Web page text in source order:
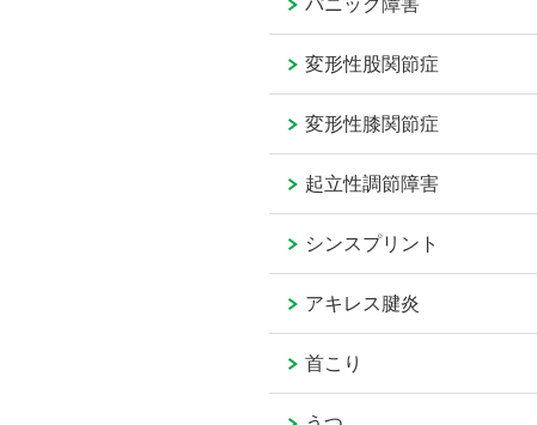
変形性股関節症
変形性膝関節症
起立性調節障害
シンスプリント
アキレス腱炎
首こり